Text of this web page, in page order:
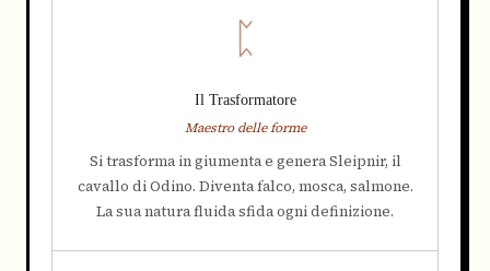
ᛈ
Il Trasformatore
Maestro delle forme
Si trasforma in giumenta e genera Sleipnir, il
cavallo di Odino. Diventa falco, mosca, salmone.
La sua natura fluida sfida ogni definizione.